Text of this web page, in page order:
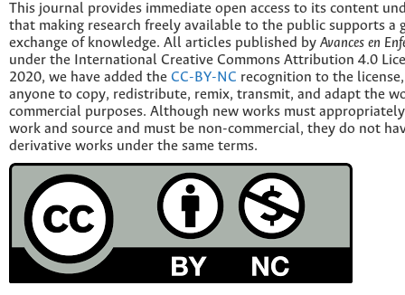
This journal provides immediate open access to its content
that making research freely available to the public supports a
exchange of knowledge. All articles published by Avances en
under the International Creative Commons Attribution 4.0
2020, we have added the CC-BY-NC recognition to the
anyone to copy, redistribute, remix, transmit, and adapt the
commercial purposes. Although new works must
work and source and must be non-commercial, they do not
derivative works under the same terms.